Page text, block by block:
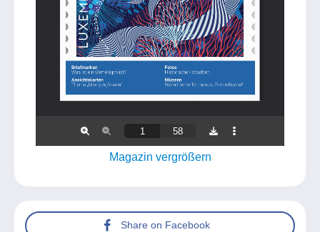
Magazin vergrößern
Share on Facebook